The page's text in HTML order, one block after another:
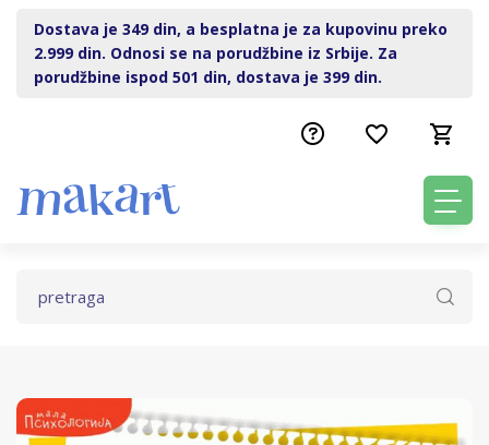
Dostava je 349 din, a besplatna je za kupovinu preko
2.999 din. Odnosi se na porudžbine iz Srbije. Za
porudžbine ispod 501 din, dostava je 399 din.